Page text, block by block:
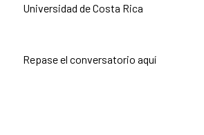
Universidad de Costa Rica
Repase el conversatorio aquí